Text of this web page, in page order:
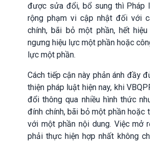
được sửa đổi, bổ sung thì Pháp
rộng phạm vi cập nhật đối với
chính, bãi bỏ một phần, hết
ngưng hiệu lực một phần hoặc
lực một phần.
Cách tiếp cận này phản ánh đầy
thiện pháp luật hiện nay, khi
đổi thông qua nhiều hình thức
đính chính, bãi bỏ một phần hoặc
với một phần nội dung. Việc mở
phải thực hiện hợp nhất không